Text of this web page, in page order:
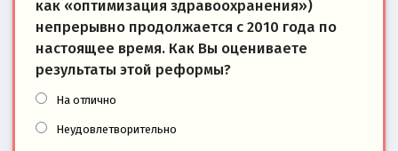
как «оптимизация здравоохранения»)
непрерывно продолжается с 2010 года по
настоящее время. Как Вы оцениваете
результаты этой реформы?
На отлично
Неудовлетворительно